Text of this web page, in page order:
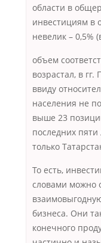
области в
инвестициям в
невелик – 0,5%
объем
возрастал, в
ввиду
населения не
выше 23
последних пяти
только
То есть,
словами можно
бизнеса. Они
конечного